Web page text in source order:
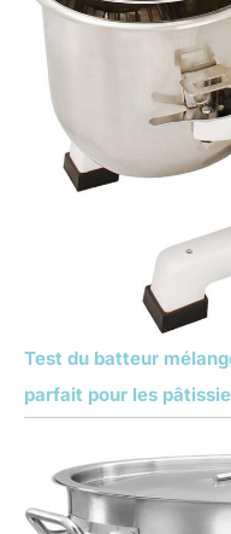
Test du batteur
parfait pour les